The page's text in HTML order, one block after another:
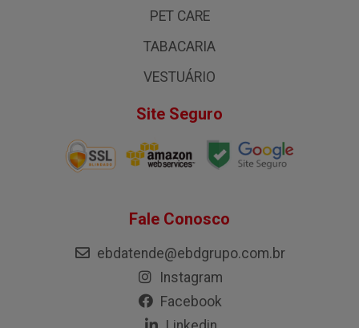
PET CARE
TABACARIA
VESTUÁRIO
Site Seguro
Fale Conosco
ebdatende@ebdgrupo.com.br
Instagram
Facebook